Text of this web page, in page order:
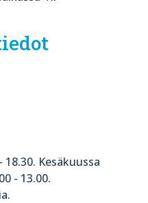
Kesäkuussa
- 13.00.